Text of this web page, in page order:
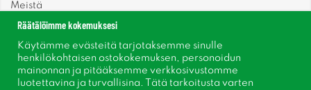
Meistä
Uutiset
Uutiskirje
Räätälöimme kokemuksesi
Käytämme evästeitä tarjotaksemme sinulle
henkilökohtaisen ostokokemuksen, personoidun
mainonnan ja pitääksemme verkkosivustomme
luotettavina ja turvallisina. Tätä tarkoitusta varten